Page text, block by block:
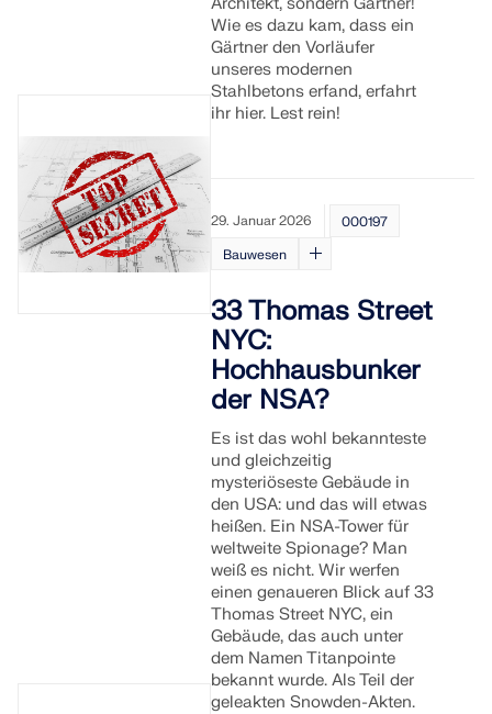
Wie es dazu kam, dass ein
Gärtner den Vorläufer
unseres modernen
Stahlbetons erfand, erfahrt
ihr hier. Lest rein!
29. Januar 2026
000197
Bauwesen
33 Thomas Street
NYC:
Hochhausbunker
der NSA?
Es ist das wohl bekannteste
und gleichzeitig
mysteriöseste Gebäude in
den USA: und das will etwas
heißen. Ein NSA-Tower für
weltweite Spionage? Man
weiß es nicht. Wir werfen
einen genaueren Blick auf 33
Thomas Street NYC, ein
Gebäude, das auch unter
dem Namen Titanpointe
bekannt wurde. Als Teil der
geleakten Snowden-Akten.